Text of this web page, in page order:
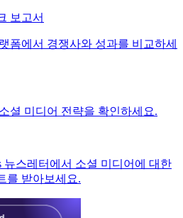
보고서
폼에서 경쟁사와 성과를 비교하세
셜 미디어 전략을 확인하세요.
뉴스레터에서 소셜 미디어에 대한
를 받아보세요.